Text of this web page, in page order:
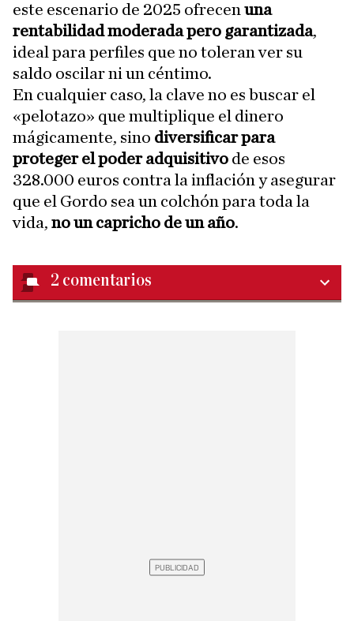
este escenario de 2025 ofrecen una
rentabilidad moderada pero garantizada,
ideal para perfiles que no toleran ver su
saldo oscilar ni un céntimo.
En cualquier caso, la clave no es buscar el
«pelotazo» que multiplique el dinero
mágicamente, sino diversificar para
proteger el poder adquisitivo de esos
328.000 euros contra la inflación y asegurar
que el Gordo sea un colchón para toda la
vida, no un capricho de un año.
2 comentarios